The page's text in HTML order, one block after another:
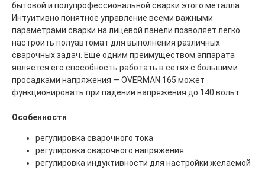
бытовой и полупрофессиональной сварки этого металла.
Интуитивно понятное управление всеми важными
параметрами сварки на лицевой панели позволяет легко
настроить полуавтомат для выполнения различных
сварочных задач. Еще одним преимуществом аппарата
является его способность работать в сетях с большими
просадками напряжения — OVERMAN 165 может
функционировать при падении напряжения до 140 вольт.
Особенности
регулировка сварочного тока
регулировка сварочного напряжения
регулировка индуктивности для настройки желаемой